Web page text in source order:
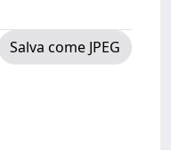
Salva come JPEG